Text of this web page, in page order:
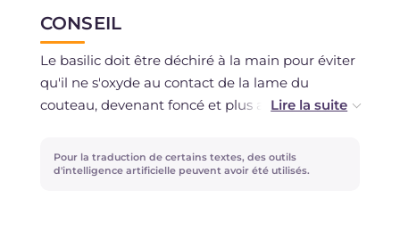
pendant quelques jours dans un récipient
hermétique. Si vous préférez, vous pouvez la
congeler.
CONSEIL
Le basilic doit être déchiré à la main pour éviter
qu'il ne s'oxyde au contact de la lame du
couteau, devenant foncé et plus amer. De cette
préservés.
Pour la traduction de certains textes, des outils
d'intelligence artificielle peuvent avoir été utilisés.